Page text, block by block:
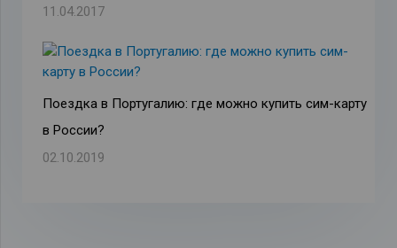
11.04.2017
Поездка в Португалию: где можно купить сим-карту
в России?
02.10.2019